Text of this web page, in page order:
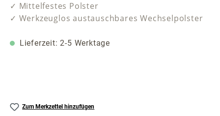
✓ Mittelfestes Polster
✓ Werkzeuglos austauschbares Wechselpolster
Lieferzeit: 2-5 Werktage
Zum Merkzettel hinzufügen